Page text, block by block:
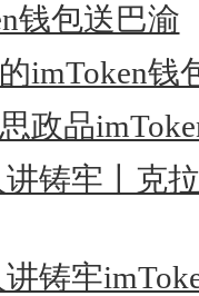
钱包送巴渝
imToken钱
政品
铸牢丨克
铸牢